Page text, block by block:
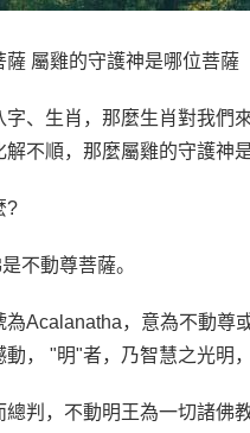
屬雞的守護神是哪位菩薩
、生肖，那麼生肖對我們
不順，那麼屬雞的守護神
?
不動尊菩薩。
為Acalanatha，意為不動尊
， "明"者，乃智慧之光明
判，不動明王為一切諸佛